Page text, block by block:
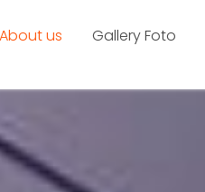
About us Gallery Foto